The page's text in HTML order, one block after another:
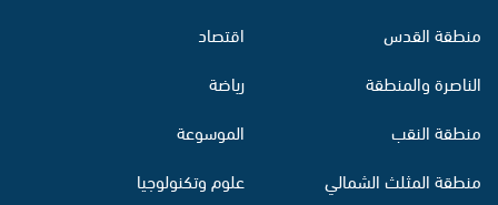
منطقة القدس
الناصرة والمنطقة
منطقة النقب
منطقة المثلث الشمالي
اقتصاد
رياضة
الموسوعة
علوم وتكنولوجيا